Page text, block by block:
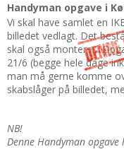
Montage Og Nybyg
Reparation Og
Alt Om Køkkenet
Om Materialer
Om Værktøj
ELEKTRIKER
Handyman opgave i
Vi skal have samlet en
billedet vedlagt. Det
skal også monteres.
21/6 (begge hele dage
man må gerne komme
skabslåger på billedet,
NB!
Denne Handyman